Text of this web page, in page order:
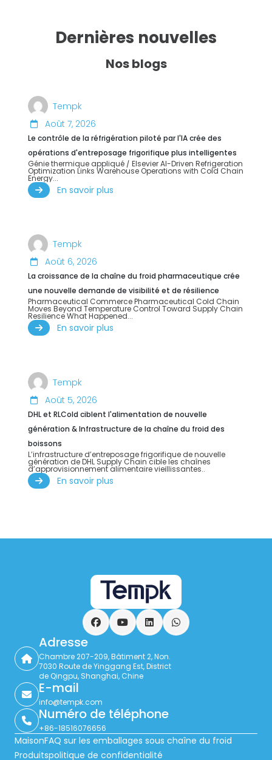
Dernières nouvelles
Nos blogs
Tempk
Août 7, 2026
Le contrôle de la réfrigération piloté par l'IA crée des
opérations d'entreposage frigorifique plus intelligentes
Génie thermique appliqué /Elsevier AI-Driven Refrigeration
Optimization Links Warehouse Operations with Cold Chain
Energy...
En savoir plus
Tempk
Août 6, 2026
La croissance de la chaîne du froid pharmaceutique crée
une nouvelle demande de visibilité et de résilience
Pharmaceutical Commerce Pharmaceutical Cold Chain
Moves Beyond Temperature Control Toward Supply Chain
Resilience What Happened...
En savoir plus
Tempk
Août 5, 2026
DHL et RLCold ciblent l'alimentation de nouvelle
génération & Infrastructure de la chaîne du froid des
boissons
L’infrastructure d’entreposage frigorifique de nouvelle
génération de DHL Supply Chain cible les chaînes
d’approvisionnement alimentaire vieillissantes..
En savoir plus
FacebookYouTubeLinkedInWhatsApp
Adresse
Chambre 207-209, Bâtiment 2, Non.
7030 Route de Yinggang Est, District
de Qingpu, Shanghai, Chine
E-mail
info@tempk.com
Numéro de téléphone
+86-18516076656
MaisonFAQ sur les emballages sous chaîne du froid
Produitspolitique de confidentialité